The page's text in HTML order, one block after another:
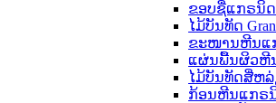
ຂອບຊື່ແກຣນິດ
ໄມ້ບັນທັດ
ຂະໜານຫີນແ
ແຜ່ນພື້ນຜິວຫີ
ໄມ້ບັນທັດສີ່ຫ
ກ້ອນຫີນແກຣ